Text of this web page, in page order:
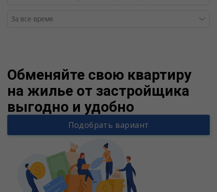
Обменяйте свою квартиру
на жилье от застройщика
выгодно и удобно
Подобрать вариант